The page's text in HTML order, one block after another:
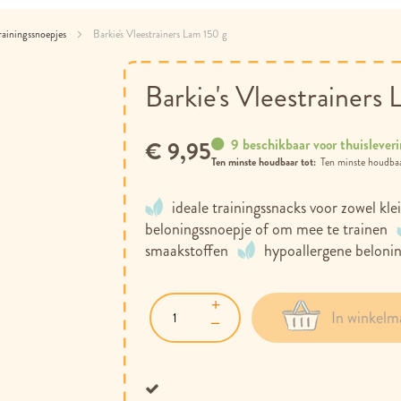
Barkie's Vleestrainers Lam 150 g
Barkie's Vleestrainers
ideale trainingssnacks voor zowel
beloningssnoepje of om mee te trainen
smaakstoffen
hypoallergene
9 beschikbaar voor
Ten minste houdbaar tot:
€ 9,95
In